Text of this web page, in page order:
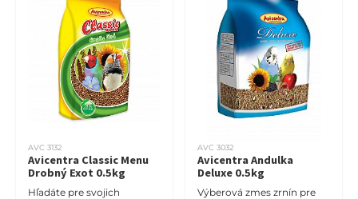
AVC 3132
Avicentra Classic Menu
Drobný Exot 0.5kg
Hľadáte pre svojich
AVC 3032
Avicentra Andulka
Deluxe 0.5kg
Výberová zmes zrnín pre